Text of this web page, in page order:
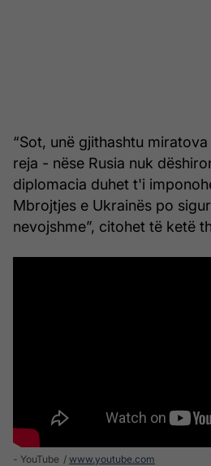
“Sot, unë gjithashtu
reja - nëse Rusia nuk
diplomacia duhet t'i
Mbrojtjes e Ukrainës po
nevojshme”, citohet të ketë
- YouTube www.youtube.com